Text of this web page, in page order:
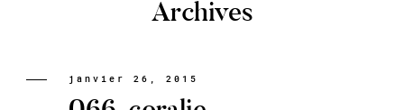
Portfolio
Archives
janvier 26, 2015